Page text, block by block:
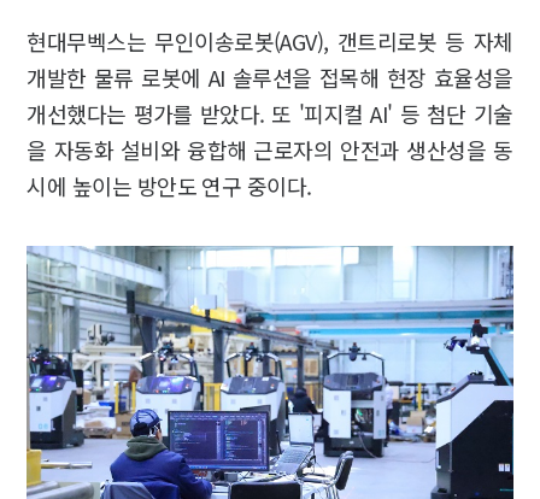
현대무벡스는 무인이송로봇(AGV), 갠트리로봇 등 자체
개발한 물류 로봇에 AI 솔루션을 접목해 현장 효율성을
개선했다는 평가를 받았다. 또 '피지컬 AI' 등 첨단 기술
을 자동화 설비와 융합해 근로자의 안전과 생산성을 동
시에 높이는 방안도 연구 중이다.